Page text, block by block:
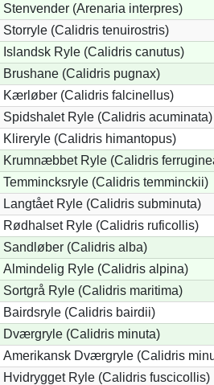
Stenvender (Arenaria interpres)
Storryle (Calidris tenuirostris)
Islandsk Ryle (Calidris canutus)
Brushane (Calidris pugnax)
Kærløber (Calidris falcinellus)
Spidshalet Ryle (Calidris acuminata)
Klireryle (Calidris himantopus)
Krumnæbbet Ryle (Calidris
Temmincksryle (Calidris temminckii)
Langtået Ryle (Calidris subminuta)
Rødhalset Ryle (Calidris ruficollis)
Sandløber (Calidris alba)
Almindelig Ryle (Calidris alpina)
Sortgrå Ryle (Calidris maritima)
Bairdsryle (Calidris bairdii)
Dværgryle (Calidris minuta)
Amerikansk Dværgryle (Calidris
Hvidrygget Ryle (Calidris fuscicollis)